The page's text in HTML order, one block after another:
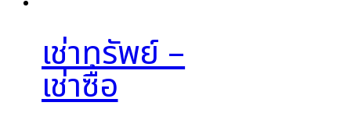
เช่าทรัพย์ –
เช่าซื้อ